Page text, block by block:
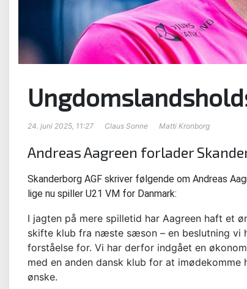
24. juni 2025, 11:27 Claus Sonne Matti Kronborg
Andreas Aagreen forlader
Skanderborg AGF skriver følgende om Andreas
lige nu spiller U21 VM for Danmark:
I jagten på mere spilletid har Aagreen haft et
skifte klub fra næste sæson – en beslutning vi
forståelse for. Vi har derfor indgået en
med en anden dansk klub for at imødekomme
ønske.